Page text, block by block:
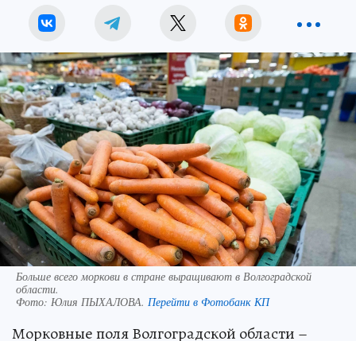
Больше всего моркови в стране выращивают в Волгоградской
области.
Фото: Юлия ПЫХАЛОВА. Перейти в Фотобанк КП
Морковные поля Волгоградской области –